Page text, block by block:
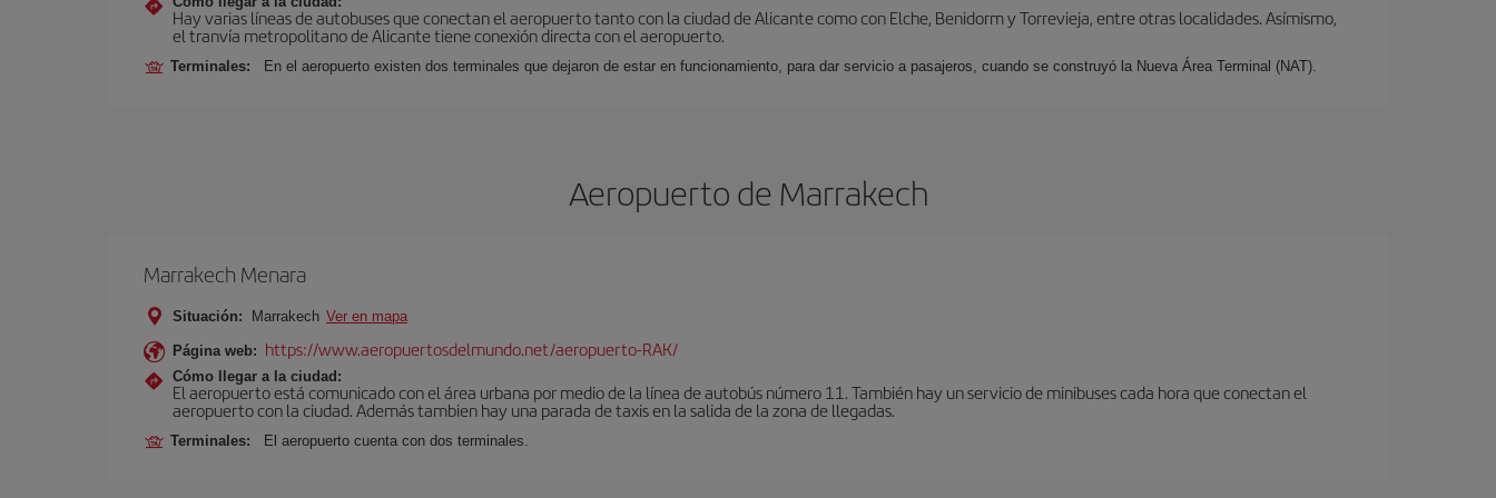
Hay varias líneas de autobuses que conectan el aeropuerto tanto con la ciudad de Alicante como con Elche, Benidorm y Torrevieja, entre otras localidades. Asímismo,
el tranvía metropolitano de Alicante tiene conexión directa con el aeropuerto.
Terminales: En el aeropuerto existen dos terminales que dejaron de estar en funcionamiento, para dar servicio a pasajeros, cuando se construyó la Nueva Área Terminal (NAT).
Aeropuerto de Marrakech
Marrakech Menara
Situación: Marrakech Ver en mapa
Página web: https://www.aeropuertosdelmundo.net/aeropuerto-RAK/
Cómo llegar a la ciudad:
El aeropuerto está comunicado con el área urbana por medio de la línea de autobús número 11. También hay un servicio de minibuses cada hora que conectan el
aeropuerto con la ciudad. Además tambien hay una parada de taxis en la salida de la zona de llegadas.
Terminales: El aeropuerto cuenta con dos terminales.